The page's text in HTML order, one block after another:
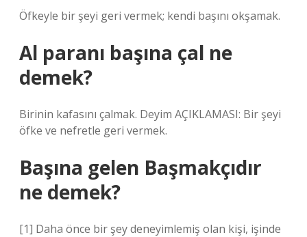
Öfkeyle bir şeyi geri vermek; kendi başını okşamak.
Al paranı başına çal ne
demek?
Birinin kafasını çalmak. Deyim AÇIKLAMASI: Bir şeyi
öfke ve nefretle geri vermek.
Başına gelen Başmakçıdır
ne demek?
[1] Daha önce bir şey deneyimlemiş olan kişi, işinde